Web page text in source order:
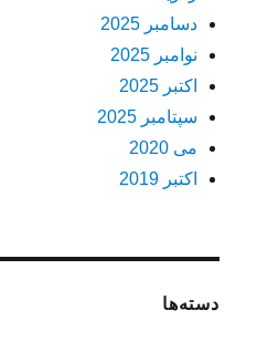
دسامبر 2025
نوامبر 2025
اکتبر 2025
سپتامبر 2025
می 2020
اکتبر 2019
دسته‌ها